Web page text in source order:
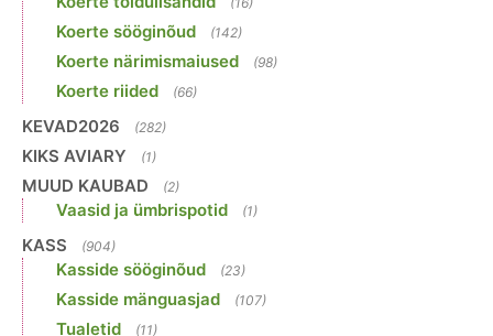
Koerte sööginõud (142)
Koerte närimismaiused (98)
Koerte riided (66)
KEVAD2026 (282)
KIKS AVIARY (1)
MUUD KAUBAD (2)
Vaasid ja ümbrispotid (1)
KASS (904)
Kasside sööginõud (23)
Kasside mänguasjad (107)
Tualetid (11)